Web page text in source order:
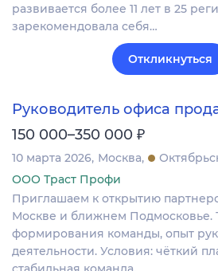
развивается более 11 лет в 25
зарекомендовала себя…
Откликнуться
Руководитель офиса
150 000–350 000 ₽
10 марта 2026 Москва
ООО Траст Профи
Приглашаем к открытию
Москве и ближнем Подмосковье.
формирования команды, опыт
деятельности. Условия: чёткий